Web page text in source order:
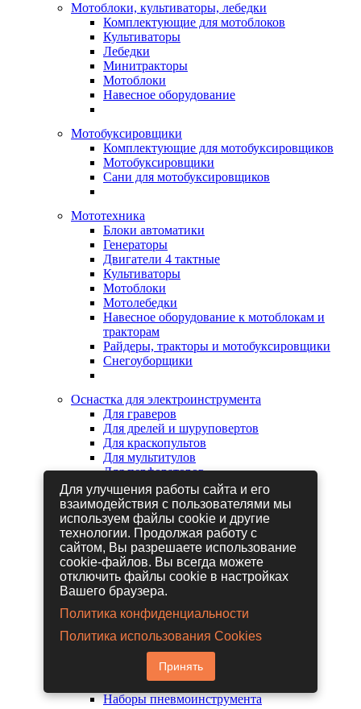
Мотоблоки, культиваторы, лебедки
Комплектующие для мотоблоков
Культиваторы
Лебедки
Минитракторы
Мотоблоки
Навесное оборудование
Мотобуксировщики
Комплектующие для мотобуксировщиков
Мотобуксировщики
Сани для мотобуксировщиков
Мототехника
Блоки автоматики
Генераторы
Двигатели 4 тактные
Культиваторы
Мотоблоки
Мотолебедки
Навесное оборудование к мотоблокам и
тракторам
Райдеры, тракторы и мотобуксировщики
Снегоуборщики
Оснастка для электроинструмента
Для граверов
Для дрелей и шуруповертов
Для краскопультов
Для мультитулов
Для перфораторов
Для сабельных пил
Для строительных фенов
Для фрезеров
Для шлифовальных машин
Для электрических лобзиков
Для электрических ножниц
Для электрических пил
Для электрических рубанков
Гайковерты пневматические
Дрели пневматические
Другие пневмоинструменты
Заклепочники пневматические
Наборы пневмоинструмента
Для улучшения работы сайта и его
взаимодействия с пользователями мы
используем файлы cookie и другие
технологии. Продолжая работу с
сайтом, Вы разрешаете использование
cookie-файлов. Вы всегда можете
отключить файлы cookie в настройках
Вашего браузера.
Политика конфиденциальности
Политика использования Cookies
Принять